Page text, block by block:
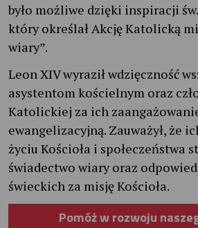
było możliwe dzięki inspiracji św.
który określał Akcję Katolicką
wiary”.
Leon XIV wyraził wdzięczność
asystentom kościelnym oraz
Katolickiej za ich
ewangelizacyjną. Zauważył, że
życiu Kościoła i społeczeństwa
świadectwo wiary oraz
świeckich za misję Kościoła.
Pomóż w rozwoju